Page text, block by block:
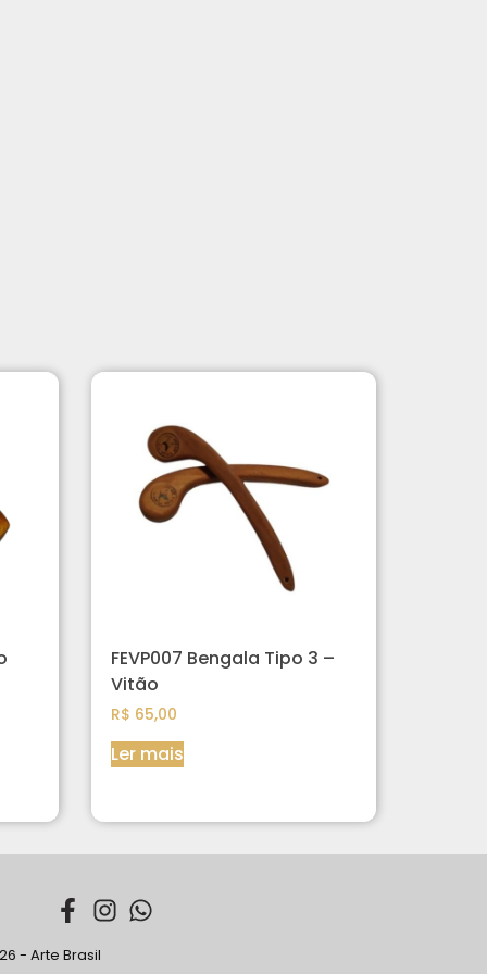
FEVP007 Bengala Tipo 3 –
Vitão
R$ 65,00
Ler mais
- Arte Brasil